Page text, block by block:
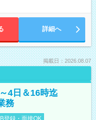
詳細へ
掲載日：2026.08.07
4日＆16時迄
務
登録・面接OK